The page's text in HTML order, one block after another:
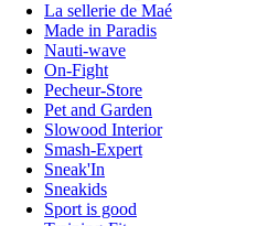
La sellerie de Maé
Made in Paradis
Nauti-wave
On-Fight
Pecheur-Store
Pet and Garden
Slowood Interior
Smash-Expert
Sneak'In
Sneakids
Sport is good